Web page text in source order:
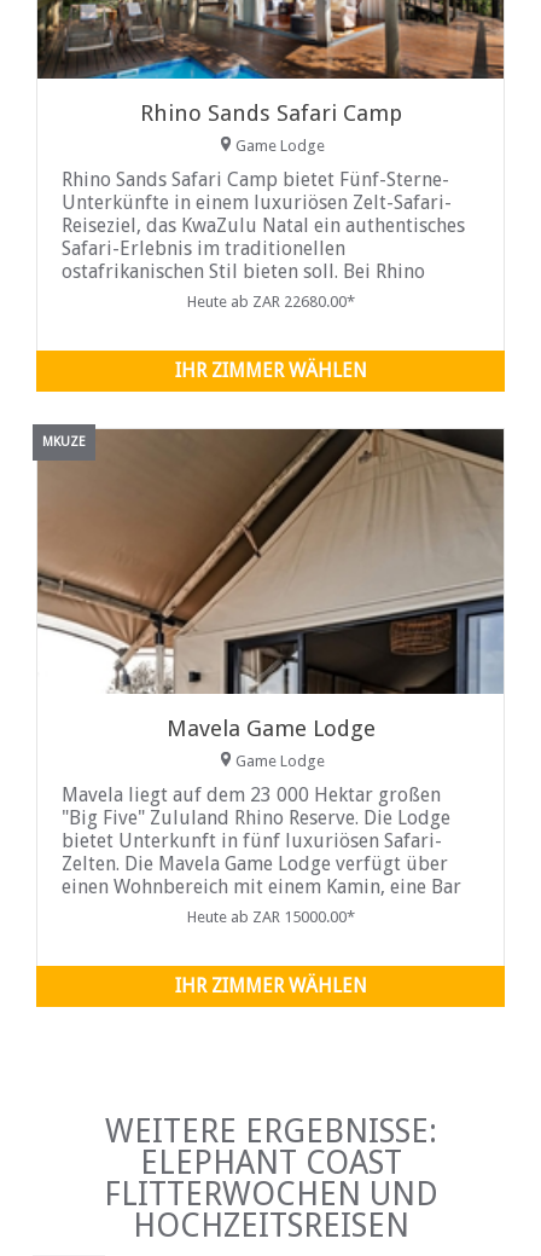
Rhino Sands Safari Camp
Game Lodge
Rhino Sands Safari Camp bietet Fünf-Sterne-
Unterkünfte in einem luxuriösen Zelt-Safari-
Reiseziel, das KwaZulu Natal ein authentisches
Safari-Erlebnis im traditionellen
ostafrikanischen Stil bieten soll. Bei Rhino
Sands nehmen wir die Idee eines
Pirschfahrten und Essenszeiten dreht, ist jeder
Tag etwas anders als der vorherige. Mit
garantiert ein persönliches und exklusives
Erlebnis.
Heute ab ZAR 22680.00*
IHR ZIMMER WÄHLEN
MKUZE
Mavela Game Lodge
Game Lodge
Mavela liegt auf dem 23 000 Hektar großen
"Big Five" Zululand Rhino Reserve. Die Lodge
bietet Unterkunft in fünf luxuriösen Safari-
Zelten. Die Mavela Game Lodge verfügt über
einen Wohnbereich mit einem Kamin, eine Bar
Heute ab ZAR 15000.00*
IHR ZIMMER WÄHLEN
WEITERE ERGEBNISSE:
ELEPHANT COAST
FLITTERWOCHEN UND
HOCHZEITSREISEN